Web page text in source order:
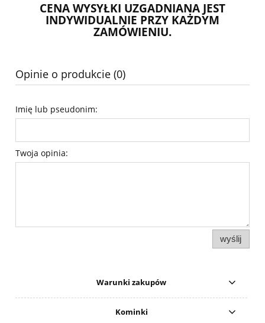
CENA WYSYŁKI UZGADNIANA JEST
INDYWIDUALNIE PRZY KAŻDYM
ZAMÓWIENIU.
Opinie o produkcie (0)
Imię lub pseudonim:
Twoja opinia:
wyślij
Warunki zakupów
Kominki